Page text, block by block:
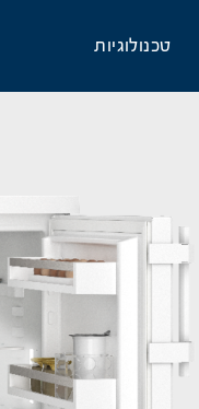
טכנולוגיות